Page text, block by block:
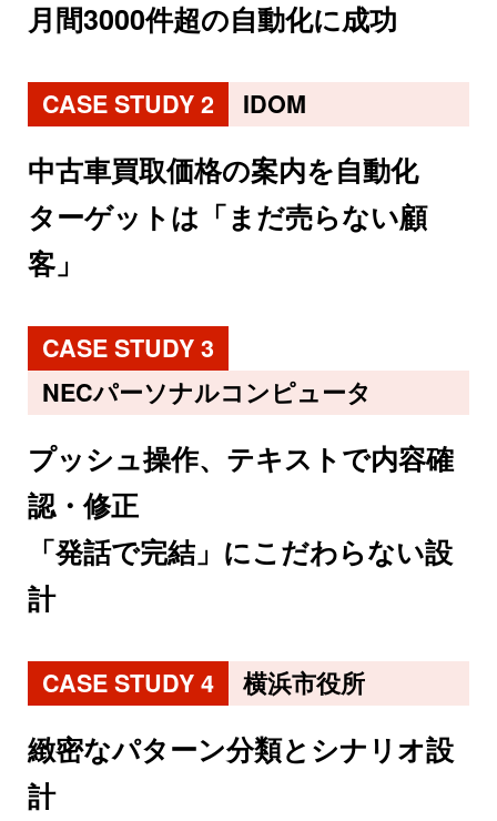
月間3000件超の自動化に成功
CASE STUDY 2 IDOM
中古車買取価格の案内を自動化
ターゲットは「まだ売らない顧
客」
CASE STUDY 3
NECパーソナルコンピュータ
プッシュ操作、テキストで内容確
認・修正
「発話で完結」にこだわらない設
計
CASE STUDY 4 横浜市役所
緻密なパターン分類とシナリオ設
計